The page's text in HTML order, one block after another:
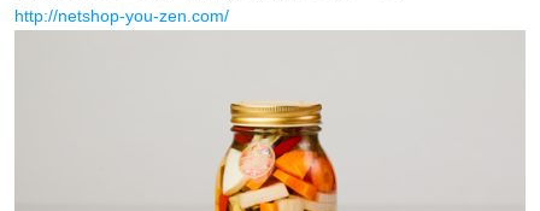
http://netshop-you-zen.com/